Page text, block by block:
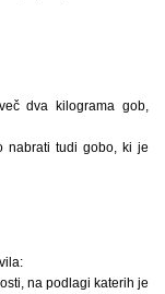
dva kilograma gob,
nabrati tudi gobo, ki je
na podlagi katerih je